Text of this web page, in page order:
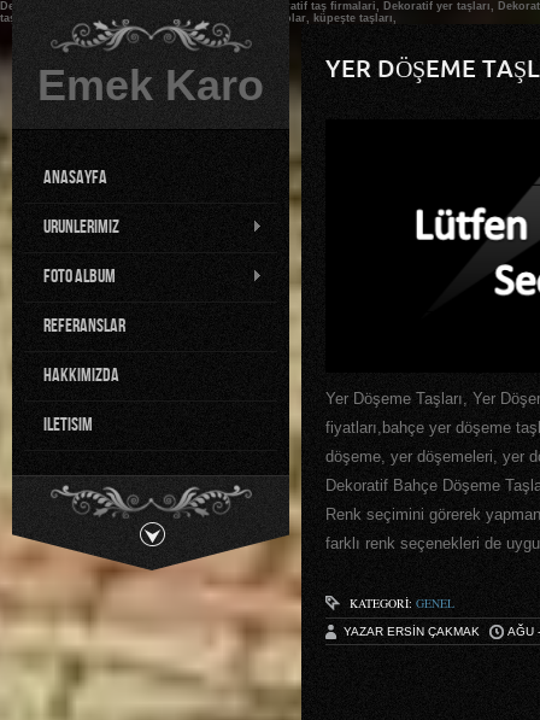
Dekoratif, Dekoratif taş, Dekoratif taşlar bursa, Dekoratif taş firmalari, Dekoratif yer taşları,
taşları, su olukları, dış cephe kaplama, dekoratif karolar, küpeşte taşları,
Emek Karo
AnaSayfa
Urunlerimiz
Foto Album
Referanslar
HakkImIzda
iletisim
YER DÖŞEME
Yer Döşeme Taşları, Yer
fiyatları,bahçe yer döşeme
döşeme, yer döşemeleri, yer
Dekoratif Bahçe Döşeme
Renk seçimini görerek
farklı renk seçenekleri de
KATEGORI: GENEL
YAZAR ERSIN ÇAKMAK AĞU